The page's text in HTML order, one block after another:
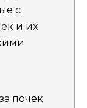
с
и их
почек